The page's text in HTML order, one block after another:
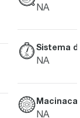
NA
Sistema
NA
NA